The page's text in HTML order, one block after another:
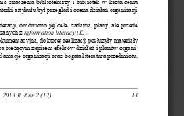
13
R. 6 nr 2 (12)
artykułu był przegląd i ocena działań organizacji
omówiono jej cele, zadania, plany, ale przede
z information literacy (IL)
do której realizacji posłużyły materiały
bieżącym zapisem efektów działań i planów organi-
organizacji oraz bogata literatura przedmiotu,